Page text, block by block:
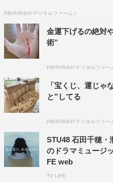
普段のほんわかキャラから
表情とのギャップに注目だ。
ダンスシーンは、上下で鏡
PR(合同会社デジタルファーム )
金運下げるの絶対
術”
PR(合同会社デジタルファー
「宝くじ、運じゃ
と”してる
PR(合同会社デジタルファー
STU48 石田千穂・
のドラマミュージ
FE web
TV LIFE